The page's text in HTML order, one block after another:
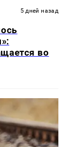
5 дней назад
во